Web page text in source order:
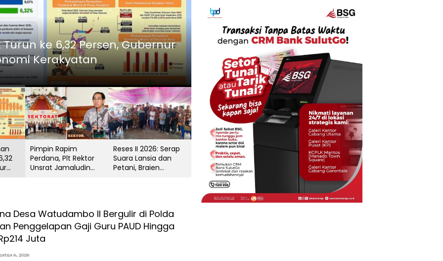
Rektor Unsrat Jamaludin
dan Layanan Akademik
Berita Utama
Reses II 2026: Serap Suara Lansia dan
Waworuntu Kawal Ketahanan Ekonomi
Agustus 5, 2026
Pimpin Rapim
Perdana, Plt Rektor
Unsrat Jamaludin
Reses II 2026: Serap
Suara Lansia dan
Petani, Braien
Desa Watudambo II Bergulir di Polda
Penggelapan Gaji Guru PAUD Hingga
Juta
6, 2026